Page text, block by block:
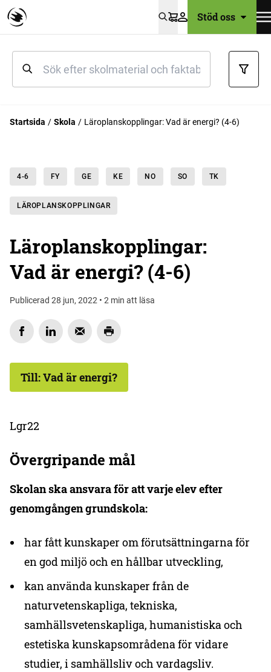
VarukorgStöd oss
Startsida Skola Läroplanskopplingar: Vad är energi? (4-6)
4-6 FY GE KE NO SO TK
LÄROPLANSKOPPLINGAR
Läroplanskopplingar:
Vad är energi? (4-6)
Publicerad 28 jun, 2022 • 2 min att läsa
Till: Vad är energi?
Lgr22
Övergripande mål
Skolan ska ansvara för att varje elev efter
genomgången grundskola:
har fått kunskaper om förutsättningarna för
en god miljö och en hållbar utveckling,
kan använda kunskaper från de
naturvetenskapliga, tekniska,
samhällsvetenskapliga, humanistiska och
estetiska kunskapsområdena för vidare
studier, i samhällsliv och vardagsliv.